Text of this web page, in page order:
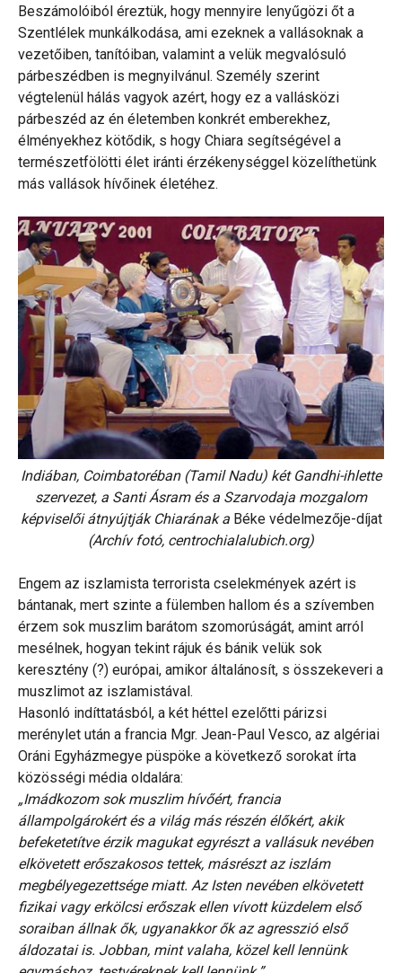
Beszámolóiból éreztük, hogy mennyire lenyűgözi őt a
Szentlélek munkálkodása, ami ezeknek a vallásoknak a
vezetőiben, tanítóiban, valamint a velük megvalósuló
párbeszédben is megnyilvánul. Személy szerint
végtelenül hálás vagyok azért, hogy ez a vallásközi
párbeszéd az én életemben konkrét emberekhez,
élményekhez kötődik, s hogy Chiara segítségével a
természetfölötti élet iránti érzékenységgel közelíthetünk
más vallások hívőinek életéhez.
Indiában, Coimbatoréban (Tamil Nadu) két Gandhi-ihlette
szervezet, a Santi Ásram és a Szarvodaja mozgalom
képviselői átnyújtják Chiarának a Béke védelmezője-díjat
(Archív fotó, centrochialalubich.org)
Engem az iszlamista terrorista cselekmények azért is
bántanak, mert szinte a fülemben hallom és a szívemben
érzem sok muszlim barátom szomorúságát, amint arról
mesélnek, hogyan tekint rájuk és bánik velük sok
keresztény (?) európai, amikor általánosít, s összekeveri a
muszlimot az iszlamistával.
Hasonló indíttatásból, a két héttel ezelőtti párizsi
merénylet után a francia Mgr. Jean-Paul Vesco, az algériai
Oráni Egyházmegye püspöke a következő sorokat írta
közösségi média oldalára:
„Imádkozom sok muszlim hívőért, francia
állampolgárokért és a világ más részén élőkért, akik
befeketetítve érzik magukat egyrészt a vallásuk nevében
elkövetett erőszakosos tettek, másrészt az iszlám
megbélyegezettsége miatt. Az Isten nevében elkövetett
fizikai vagy erkölcsi erőszak ellen vívott küzdelem első
soraiban állnak ők, ugyanakkor ők az agresszió első
áldozatai is. Jobban, mint valaha, közel kell lennünk